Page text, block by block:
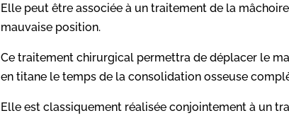
Elle peut être associée à un traitement de la
mauvaise position.
Ce traitement chirurgical permettra de déplacer le
en titane le temps de la consolidation osseuse
Elle est classiquement réalisée conjointement à un